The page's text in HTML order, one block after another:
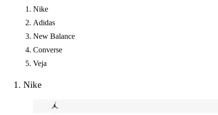
Nike
Adidas
New Balance
Converse
Veja
1. Nike